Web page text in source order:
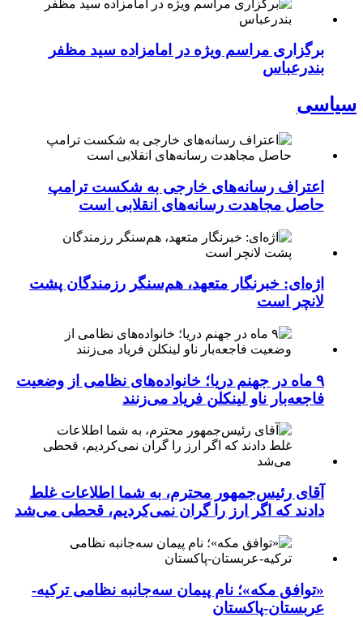
برگزاری مراسم ویژه در امامزاده سید مظفر
بندرعباس
سیاسی
اعتراف رسانه‌های خارجی به شکست ترامپ
حاصل مجاهدت رسانه‌های انقلابی است
اژه‌ای: خبرنگار متعهد، هم‌سنگر رزمندگان پشت
لانچر است
۹ ماه در جهنم دریا؛ خانواده‌های نظامی از وضعیت
فاجعه‌بار ناو لینکلن فریاد می‌زنند
آقای رئیس‌جمهور محترم، به شما اطلاعات غلط
دادند که اگر ارز را گران نمی‌کردیم، قحطی می‌شد
«توافق مکه»؛ نام پیمان سه‌جانبه نظامی ترکیه-
عربستان-پاکستان